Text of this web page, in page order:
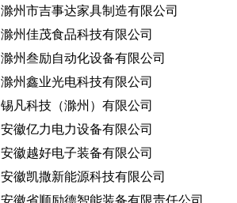
滁州市吉事达家具制造有限公司
滁州佳茂食品科技有限公司
滁州叁励自动化设备有限公司
滁州鑫业光电科技有限公司
锡凡科技（滁州）有限公司
安徽亿力电力设备有限公司
安徽越好电子装备有限公司
安徽凯撒新能源科技有限公司